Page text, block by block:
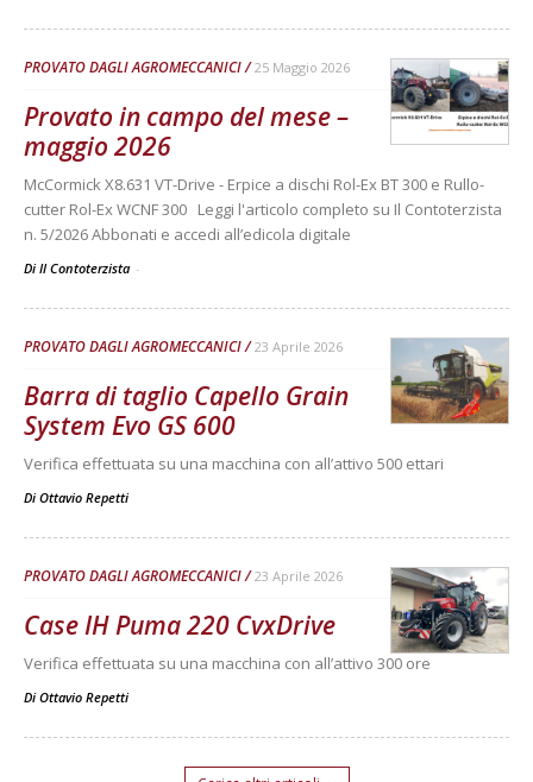
PROVATO DAGLI AGROMECCANICI 25 Maggio 2026
Provato in campo del mese –
maggio 2026
McCormick X8.631 VT-Drive - Erpice a dischi Rol-Ex BT 300 e Rullo-
cutter Rol-Ex WCNF 300 Leggi l'articolo completo su Il Contoterzista
n. 5/2026 Abbonati e accedi all’edicola digitale
Di Il Contoterzista -
PROVATO DAGLI AGROMECCANICI 23 Aprile 2026
Barra di taglio Capello Grain
System Evo GS 600
Verifica effettuata su una macchina con all’attivo 500 ettari
Di Ottavio Repetti
PROVATO DAGLI AGROMECCANICI 23 Aprile 2026
Case IH Puma 220 CvxDrive
Verifica effettuata su una macchina con all’attivo 300 ore
Di Ottavio Repetti